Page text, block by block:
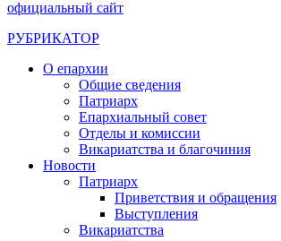
официальный сайт
РУБРИКАТОР
О епархии
Общие сведения
Патриарх
Епархиальный совет
Отделы и комиссии
Викариатства и благочиния
Новости
Патриарх
Приветствия и обращения
Выступления
Викариатства